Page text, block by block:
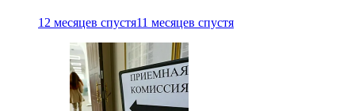
12 месяцев спустя11 месяцев спустя